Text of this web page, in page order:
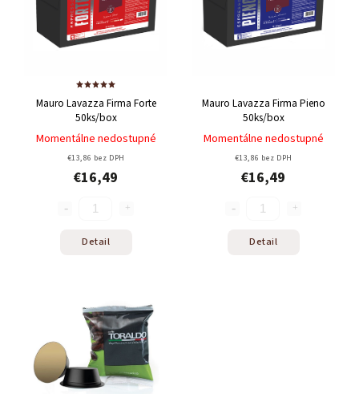
Mauro Lavazza Firma Forte
50ks/box
Momentálne nedostupné
€13,86 bez DPH
€16,49
Detail
Mauro Lavazza Firma Pieno
50ks/box
Momentálne nedostupné
€13,86 bez DPH
€16,49
Detail